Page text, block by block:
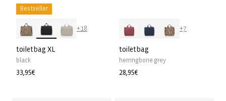
Bestseller
+18
toiletbag XL
black
Prix
33,95€
+7
toiletbag
herringbone grey
Prix
28,95€